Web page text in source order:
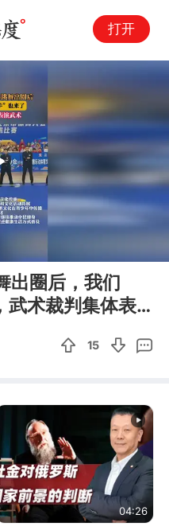
打开
出圈后，我们
武术裁判集体表
15
04:26